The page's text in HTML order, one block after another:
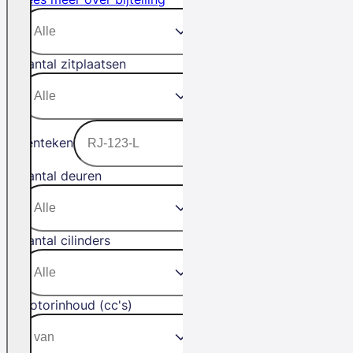
Aantal zitplaatsen
Kenteken
Aantal deuren
Aantal cilinders
Motorinhoud (cc's)